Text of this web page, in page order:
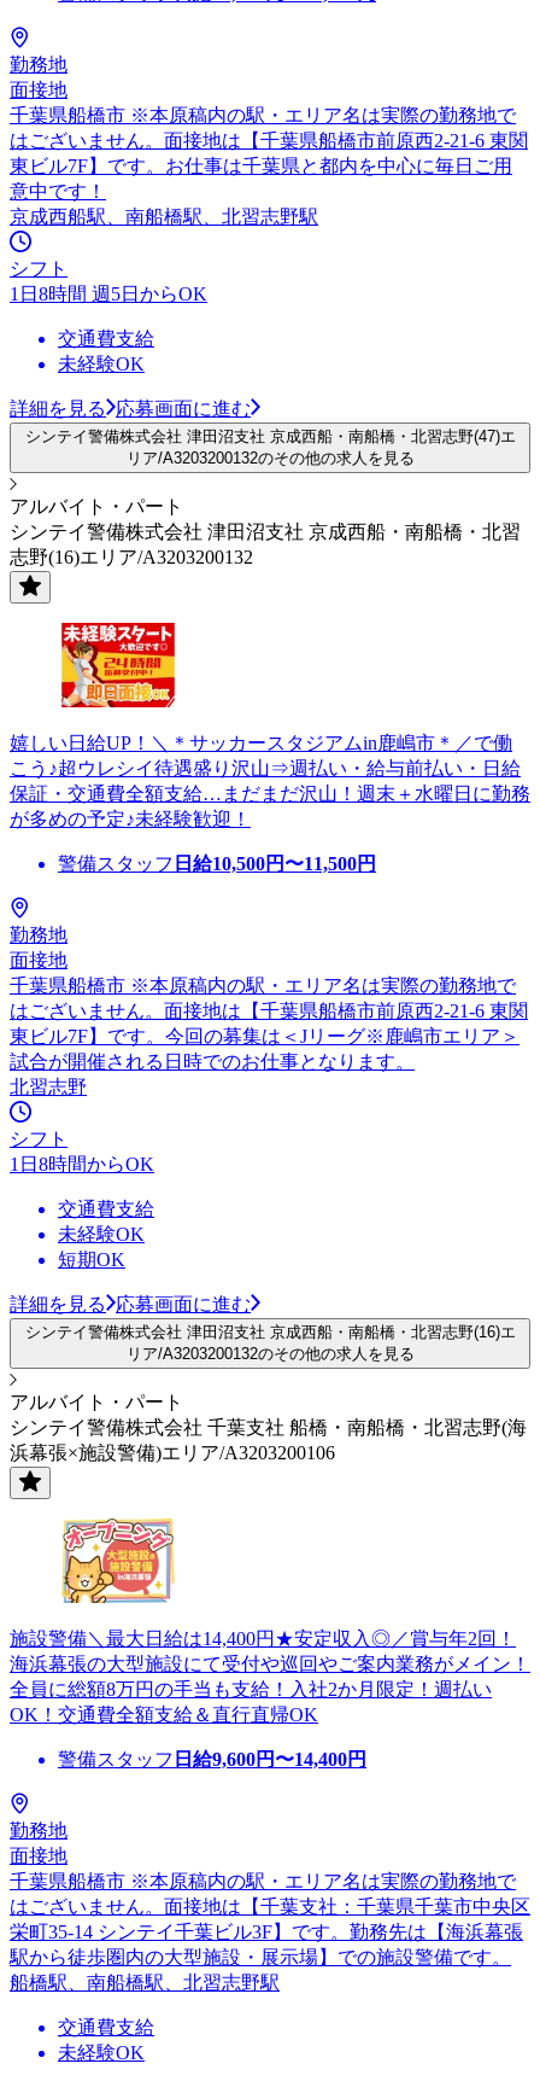
勤務地
面接地
千葉県船橋市 ※本原稿内の駅・エリア名は実際の勤務地で
はございません。面接地は【千葉県船橋市前原西2-21-6 東関
東ビル7F】です。お仕事は千葉県と都内を中心に毎日ご用
意中です！
京成西船駅、南船橋駅、北習志野駅
シフト
1日8時間 週5日からOK
交通費支給
未経験OK
詳細を見る 応募画面に進む
シンテイ警備株式会社 津田沼支社 京成西船・南船橋・北習志野(47)エ
リア/A3203200132のその他の求人を見る
アルバイト・パート
シンテイ警備株式会社 津田沼支社 京成西船・南船橋・北習
志野(16)エリア/A3203200132
嬉しい日給UP！＼＊サッカースタジアムin鹿嶋市＊／で働
こう♪超ウレシイ待遇盛り沢山⇒週払い・給与前払い・日給
保証・交通費全額支給…まだまだ沢山！週末＋水曜日に勤務
が多めの予定♪未経験歓迎！
警備スタッフ 日給10,500円〜11,500円
勤務地
面接地
千葉県船橋市 ※本原稿内の駅・エリア名は実際の勤務地で
はございません。面接地は【千葉県船橋市前原西2-21-6 東関
東ビル7F】です。今回の募集は＜Jリーグ※鹿嶋市エリア＞
試合が開催される日時でのお仕事となります。
北習志野
シフト
1日8時間からOK
交通費支給
未経験OK
短期OK
詳細を見る 応募画面に進む
シンテイ警備株式会社 津田沼支社 京成西船・南船橋・北習志野(16)エ
リア/A3203200132のその他の求人を見る
アルバイト・パート
シンテイ警備株式会社 千葉支社 船橋・南船橋・北習志野(海
浜幕張×施設警備)エリア/A3203200106
施設警備＼最大日給は14,400円★安定収入◎／賞与年2回！
海浜幕張の大型施設にて受付や巡回やご案内業務がメイン！
全員に総額8万円の手当も支給！入社2か月限定！週払い
OK！交通費全額支給＆直行直帰OK
警備スタッフ 日給9,600円〜14,400円
勤務地
面接地
千葉県船橋市 ※本原稿内の駅・エリア名は実際の勤務地で
はございません。面接地は【千葉支社：千葉県千葉市中央区
栄町35-14 シンテイ千葉ビル3F】です。勤務先は【海浜幕張
駅から徒歩圏内の大型施設・展示場】での施設警備です。
船橋駅、南船橋駅、北習志野駅
交通費支給
未経験OK